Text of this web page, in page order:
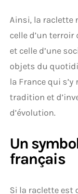
Ainsi, la raclette
celle d’un
et celle d’une
objets du
la France qui
tradition et
d’évolution.
Un
français
Si la raclette est